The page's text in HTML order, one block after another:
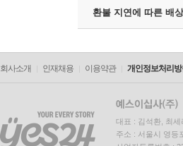
환불 지연에 따른 배상
회사소개 인재채용 이용약관 개인정보처리
대표 : 김석환, 최세
주소 : 서울시 영등